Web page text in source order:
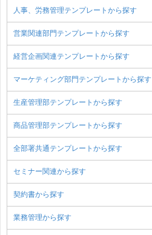
人事、労務管理テンプレートから探す
営業関連部門テンプレートから探す
経営企画関連テンプレートから探す
マーケティング部門テンプレートから探す
生産管理部テンプレートから探す
商品管理部テンプレートから探す
全部署共通テンプレートから探す
セミナー関連から探す
契約書から探す
業務管理から探す